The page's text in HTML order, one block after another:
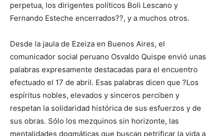
perpetua, los dirigentes políticos Boli Lescano y
Fernando Esteche encerrados??, y a muchos otros.
Desde la jaula de Ezeiza en Buenos Aires, el
comunicador social peruano Osvaldo Quispe envió unas
palabras expresamente destacadas para el encuentro
efectuado el 17 de abril. Esas palabras dicen que ?Los
espíritus nobles, elevados y sinceros perciben y
respetan la solidaridad histórica de sus esfuerzos y de
sus obras. Sólo los mezquinos sin horizonte, las
mentalidades dogmáticas que buscan petrificar la vida a